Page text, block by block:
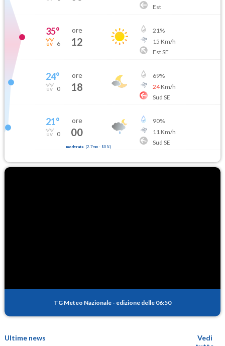
Est
35°
6
ore
12
21%
15 Km/h
Est SE
24°
0
ore
18
69%
24Km/h
Sud SE
21°
0
ore
00
moderata (2.7mm- 80 %)
90%
11 Km/h
Sud SE
TG Meteo Nazionale - edizione delle 06:50
Ultime news
Vedi